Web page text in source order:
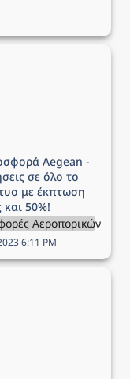
Aegean -
Aegean -
σε όλο το
με έκπτωση
και 50%!
Αεροπορικών
6:11 PM
Aegean -